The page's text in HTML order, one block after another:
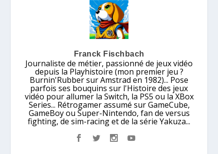
Franck Fischbach
Journaliste de métier, passionné de jeux vidéo
depuis la Playhistoire (mon premier jeu ?
Burnin'Rubber sur Amstrad en 1982)... Pose
parfois ses bouquins sur l'Histoire des jeux
vidéo pour allumer la Switch, la PS5 ou la XBox
Series... Rétrogamer assumé sur GameCube,
GameBoy ou Super-Nintendo, fan de versus
fighting, de sim-racing et de la série Yakuza...